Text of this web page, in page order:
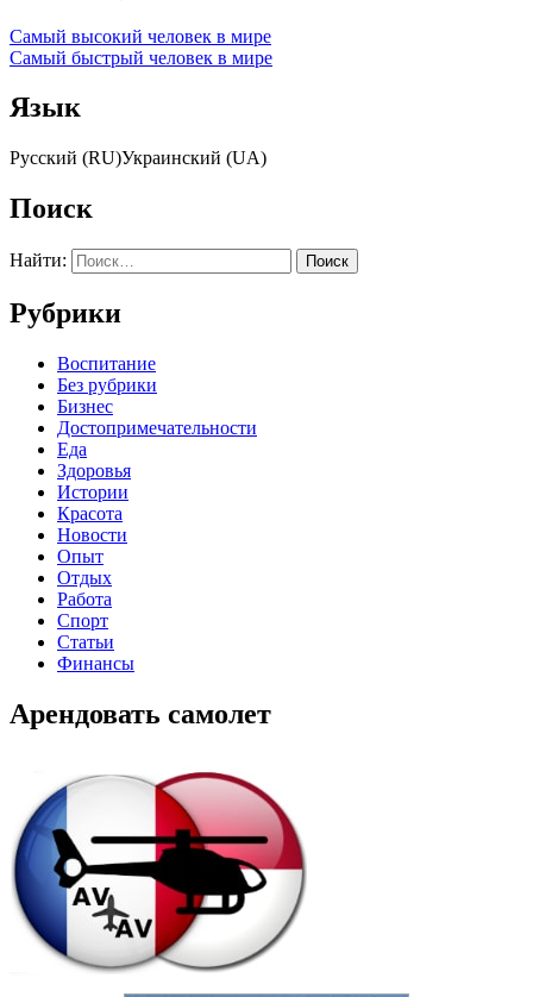
Самый высокий человек в мире
Самый быстрый человек в мире
Язык
Русский (RU)Украинский (UA)
Поиск
Найти:
Рубрики
Воспитание
Без рубрики
Бизнес
Достопримечательности
Еда
Здоровья
Истории
Красота
Новости
Опыт
Отдых
Работа
Спорт
Статьи
Финансы
Арендовать самолет